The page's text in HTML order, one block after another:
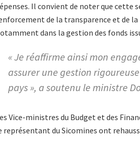
Il convient de noter que cette
de la transparence et de
dans la gestion des fonds
« Je réaffirme ainsi mon
assurer une gestion
pays », a soutenu le ministre
Vice-ministres du Budget et des
représentant du Sicomines ont